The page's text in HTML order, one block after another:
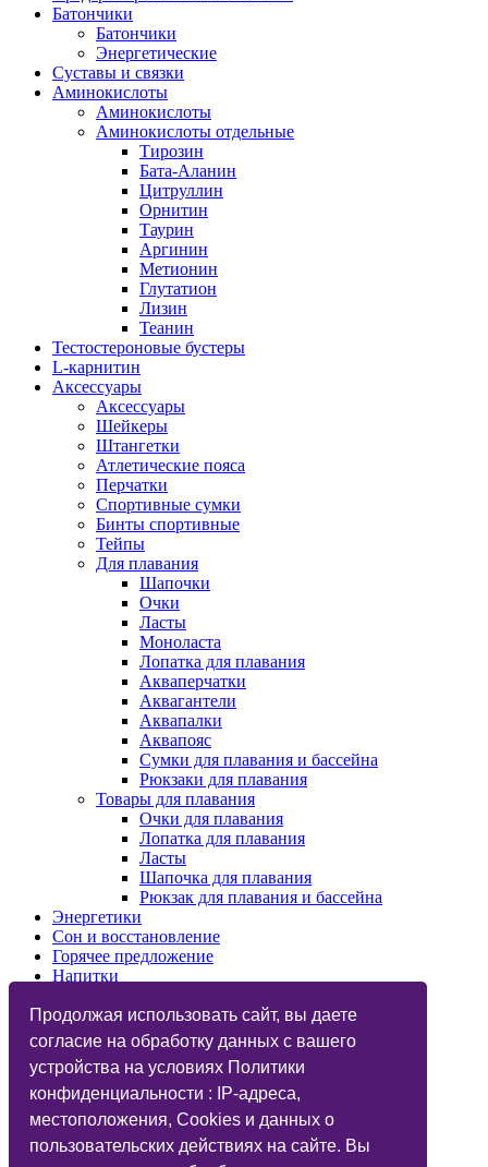
Продолжая использовать сайт, вы даете
согласие на обработку данных с вашего
устройства на условиях Политики
конфиденциальности : IP-адреса,
местоположения, Cookies и данных о
пользовательских действиях на сайте. Вы
Батончики
Батончики
Энергетические
Суставы и связки
Аминокислоты
Аминокислоты
Аминокислоты отдельные
Тирозин
Бата-Аланин
Цитруллин
Орнитин
Таурин
Аргинин
Метионин
Глутатион
Лизин
Теанин
Тестостероновые бустеры
L-карнитин
Аксессуары
Аксессуары
Шейкеры
Штангетки
Атлетические пояса
Перчатки
Спортивные сумки
Бинты спортивные
Тейпы
Для плавания
Шапочки
Очки
Ласты
Моноласта
Лопатка для плавания
Акваперчатки
Аквагантели
Аквапалки
Аквапояс
Сумки для плавания и бассейна
Рюкзаки для плавания
Товары для плавания
Очки для плавания
Лопатка для плавания
Ласты
Шапочка для плавания
Рюкзак для плавания и бассейна
Энергетики
Сон и восстановление
Горячее предложение
Напитки
Назначения
Бренды
Vegan
Глютаминовая кислота
Функциональный тренинг
Подарочные карты
Дисконтные карты